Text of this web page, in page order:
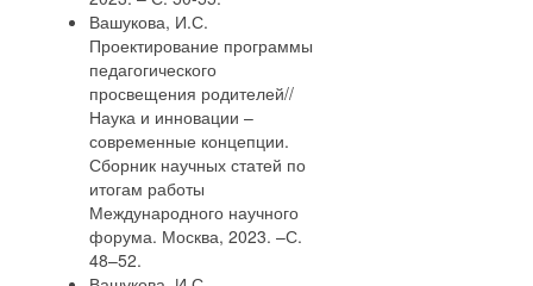
Вашукова, И.С.
Проектирование программы
педагогического
просвещения родителей//
Наука и инновации –
современные концепции.
Сборник научных статей по
итогам работы
Международного научного
форума. Москва, 2023. –С.
48–52.